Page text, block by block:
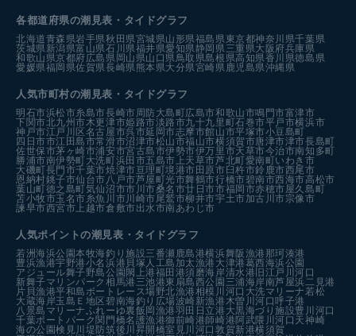
各都道府県の潮見表 ・タイドグラフ
北海道青森県岩手県秋田県宮城県山形県福島県 東京都神奈川県千葉県
茨城県 新潟県富山県石川県福井県愛知県静岡県 三重県大阪府兵庫県
和歌山県京都府広島県 岡山県山口県 鳥取県島根県高知県香川県徳島県
愛媛県福岡県佐賀県長崎県 熊本県大分県宮崎県 鹿児島県沖縄県
人気市町村の潮見表・タイドグラフ
明石市浜松市糸島市長崎市 周防大島町広島市和歌山市鳴門市富津市
下関市北九州市木更津市姫路市淡路市九十九里町石巻市平戸市横浜市
神戸市江戸川区名古屋市呉市延岡市志摩市館山市平塚市小豆島町
四日市市江田島市常滑市沼津市松山市福山市横須賀市唐津市津市長島町
佐世保市茅ヶ崎市浦安市宮古島市伊勢市伊万里市天草市今治市南知多町
勝浦市南伊勢町大洗町浜田市五島市 上天草市芦北町愛南町いわき市
大磯町長門市千葉市焼津市亘理町境港市田原市臼杵市鈴鹿市西尾市
恩納村銚子市仙台市 八戸市芦屋町光市舞鶴市行橋市碧南市西海市高松市
葉山町徳之島町気仙沼市市川市桑名市廿日市市福岡市赤穂市屋久島町
苫小牧市玉名市糸魚川市 川崎市尾鷲市柳井市宇土市加古川市宗像市
諫早市西宮市 上越市倉敷市出水市南あわじ市
人気ポイントの潮見表・タイドグラフ
若洲海浜公園本牧海釣り施設三番瀬 鹿島港横浜舞阪漁港 那珂湊港
豊浜漁港宇野港小名浜港 貝塚人工島 加太漁港 大津港葛西海浜公園
アジュール舞子野島公園閖上港福田港須磨海岸清水港 旧江戸川河口
新舞子マリンパーク 相馬港 三池港東扇島西公園 三浦海岸南芦屋浜 二見港
片貝漁港平和島ボートレース場野北漁港相模川河口 大洗マリーナ 若松
大蔵海岸玉島Ｅ地区碧南海釣り広場波崎新漁港 木曽川河口呼子港
八景島マリーナふれーゆ裏飯岡漁港羽田 日立港 大黒海づり施設豊川河口
千葉ポートパーク関門橋名護漁港御前崎港師崎港阿武隈川河口 天神崎
海の公園検見川堤防筑後川昇開橋室見川河口敦賀新港横須賀